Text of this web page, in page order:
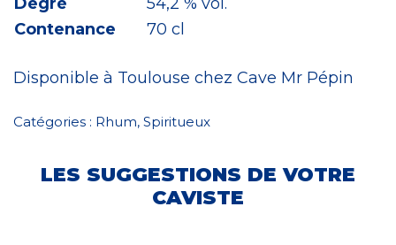
Contenance
70 cl
Disponible à Toulouse chez Cave Mr Pépin
Catégories : Rhum, Spiritueux
LES SUGGESTIONS DE VOTRE
CAVISTE